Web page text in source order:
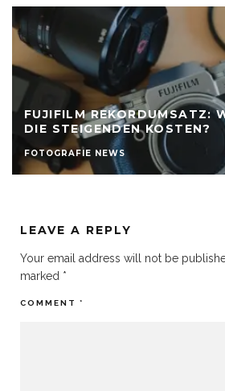
FUJIFILM REKORDUMSATZ:
DIE STEIGENDEN KOSTEN?
FOTOGRAFIE NEWS
LEAVE A REPLY
Your email address will not be
marked *
COMMENT *